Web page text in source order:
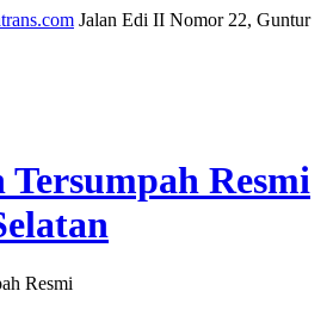
Jalan Edi II Nomor 22, Guntur
Tersumpah Resmi
Resmi